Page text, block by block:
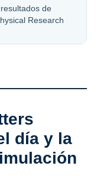
de
Research
día y la